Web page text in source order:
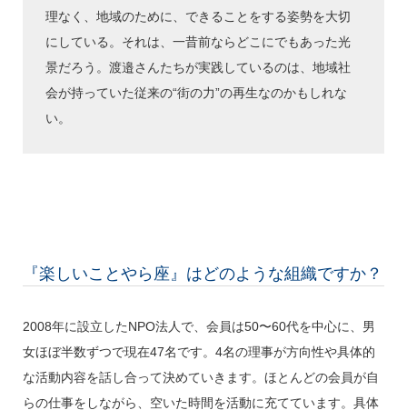
理なく、地域のために、できることをする姿勢を大切
にしている。それは、一昔前ならどこにでもあった光
景だろう。渡邉さんたちが実践しているのは、地域社
会が持っていた従来の“街の力”の再生なのかもしれな
い。
『楽しいことやら座』はどのような組織ですか？
2008年に設立したNPO法人で、会員は50〜60代を中心に、男
女ほぼ半数ずつで現在47名です。4名の理事が方向性や具体的
な活動内容を話し合って決めていきます。ほとんどの会員が自
らの仕事をしながら、空いた時間を活動に充てています。具体